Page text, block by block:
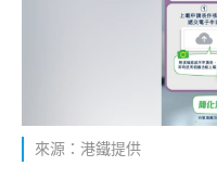
來源：港鐵提供